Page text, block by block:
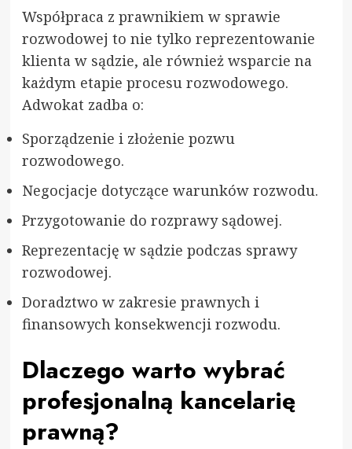
Współpraca z prawnikiem w sprawie
rozwodowej to nie tylko reprezentowanie
klienta w sądzie, ale również wsparcie na
każdym etapie procesu rozwodowego.
Adwokat zadba o:
Sporządzenie i złożenie pozwu
rozwodowego.
Negocjacje dotyczące warunków rozwodu.
Przygotowanie do rozprawy sądowej.
Reprezentację w sądzie podczas sprawy
rozwodowej.
Doradztwo w zakresie prawnych i
finansowych konsekwencji rozwodu.
Dlaczego warto wybrać
profesjonalną kancelarię
prawną?